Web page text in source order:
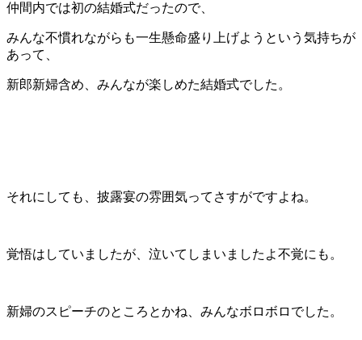
仲間内では初の結婚式だったので、
みんな不慣れながらも一生懸命盛り上げようという気持ちが
あって、
新郎新婦含め、みんなが楽しめた結婚式でした。
それにしても、披露宴の雰囲気ってさすがですよね。
覚悟はしていましたが、泣いてしまいましたよ不覚にも。
新婦のスピーチのところとかね、みんなボロボロでした。